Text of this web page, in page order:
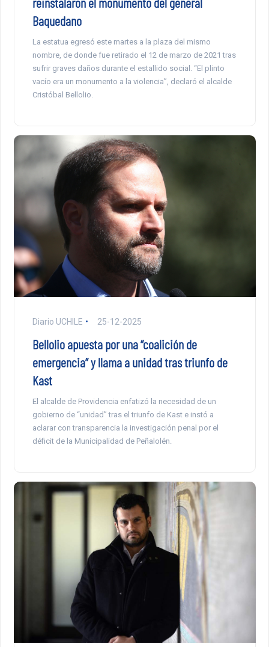
Baquedano
La estatua egresó este martes a la plaza del mismo
nombre, de donde fue retirado el 12 de marzo de 2021 tras
sufrir graves daños durante el estallido social. “El plinto
vacío era un monumento a la violencia”, declaró el alcalde
Cristóbal Bellolio.
Diario UCHILE 25-12-2025
Bellolio apuesta por una “coalición de
emergencia” y llama a unidad tras triunfo de
Kast
El alcalde de Providencia enfatizó la necesidad de un
gobierno de “unidad” tras el triunfo de Kast e instó a
aclarar con transparencia la investigación penal por el
déficit de la Municipalidad de Peñalolén.